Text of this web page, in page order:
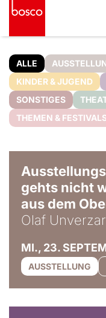
ALLE
KINDER & JUGEND
SONSTIGES
THEMEN &
gehts nicht
aus dem
Olaf
MI., 23.
AUSSTELLUNG